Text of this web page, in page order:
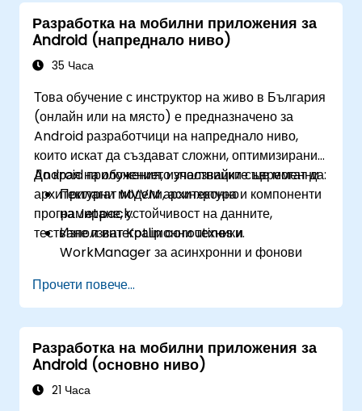
Разработка на мобилни приложения за
Android (напреднало ниво)
35 Часа
Това обучение с инструктор на живо в България
(онлайн или на място) е предназначено за
Android разработчици на напреднало ниво,
които искат да създават сложни, оптимизирани
Android приложения, използвайки съвременни
архитектурни модели, асинхронно
програмиране, устойчивост на данните,
тестване и интеграционни техники.
До края на обучението участниците ще могат да:
Прилагат MVVM архитектура и компоненти
на Jetpack.
Използват Kotlin coroutines и
WorkManager за асинхронни и фонови
Съхраняват данни чрез Room и DataStore.
Тестват приложения с JUnit и Espresso.
Интегрират REST API и прилагат
оптимизации на производителността.
Прочети повече...
Разработка на мобилни приложения за
Android (основно ниво)
21 Часа